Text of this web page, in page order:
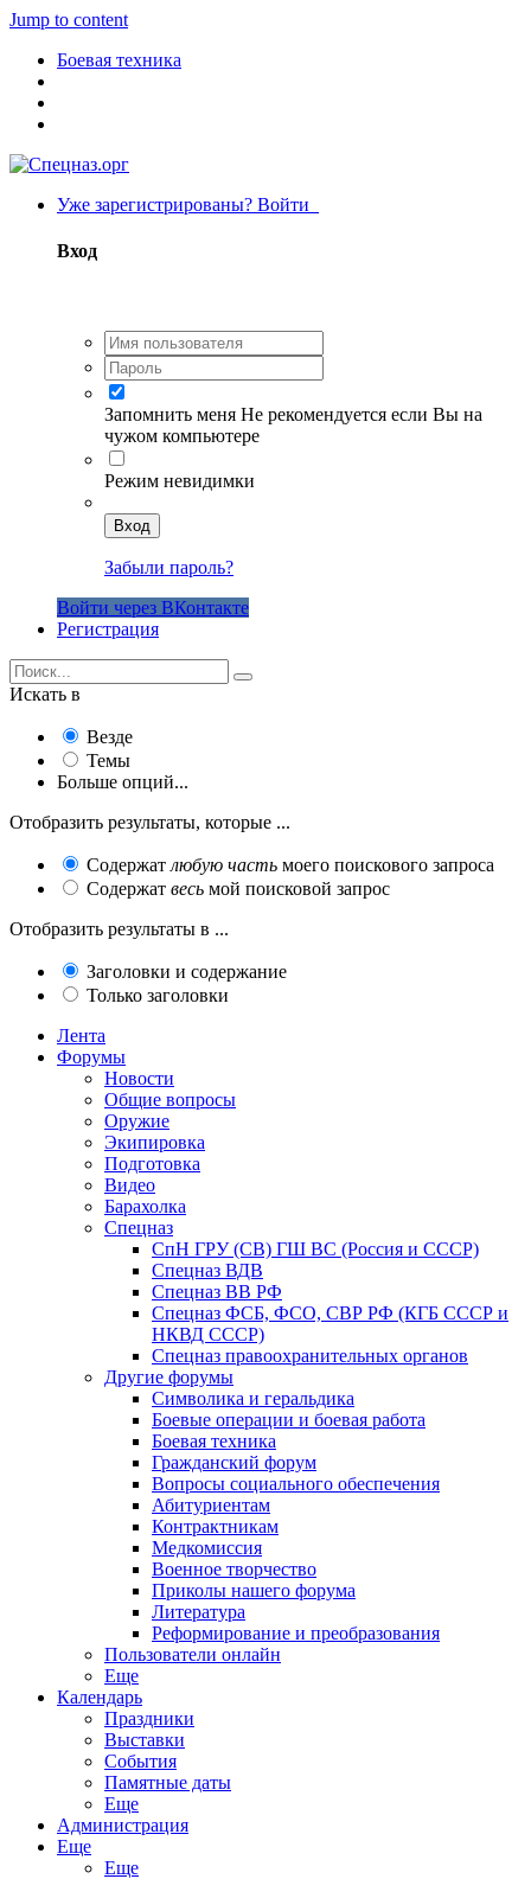
Jump to content
Боевая техника
Уже зарегистрированы? Войти
Вход
Запомнить меня Не рекомендуется если Вы на
чужом компьютере
Режим невидимки
Вход
Забыли пароль?
Войти через ВКонтакте
Регистрация
Искать в
Везде
Темы
Больше опций...
Отобразить результаты, которые ...
Содержат любую часть моего поискового запроса
Содержат весь мой поисковой запрос
Отобразить результаты в ...
Заголовки и содержание
Только заголовки
Лента
Форумы
Новости
Общие вопросы
Оружие
Экипировка
Подготовка
Видео
Барахолка
Спецназ
СпН ГРУ (СВ) ГШ ВС (Россия и СССР)
Спецназ ВДВ
Спецназ ВВ РФ
Спецназ ФСБ, ФСО, СВР РФ (КГБ СССР и
НКВД СССР)
Спецназ правоохранительных органов
Другие форумы
Символика и геральдика
Боевые операции и боевая работа
Боевая техника
Гражданский форум
Вопросы социального обеспечения
Абитуриентам
Контрактникам
Медкомиссия
Военное творчество
Приколы нашего форума
Литература
Реформирование и преобразования
Пользователи онлайн
Еще
Календарь
Праздники
Выставки
События
Памятные даты
Еще
Администрация
Еще
Еще